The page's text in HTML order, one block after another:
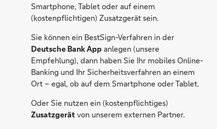
Smartphone, Tablet oder auf einem
(kostenpflichtigen) Zusatzgerät sein.
Sie können ein BestSign-Verfahren in der
Deutsche Bank Appanlegen (unsere
Empfehlung), dann haben Sie Ihr mobiles Online-
Banking und Ihr Sicherheitsverfahren an einem
Ort – egal, ob auf dem Smartphone oder Tablet.
Oder Sie nutzen ein (kostenpflichtiges)
Zusatzgerätvon unserem externen Partner.